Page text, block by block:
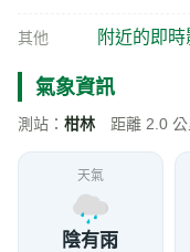
其他 附近的即
氣象資訊
測站： 柑林 距離 2.0
天氣
陰有雨